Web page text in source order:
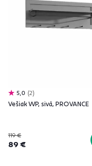
5,0 2
Vešiak WP, sivá, PROVANCE
119 €
89 €